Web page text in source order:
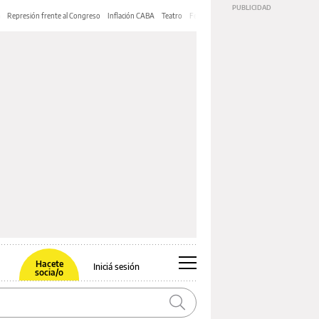
Represión frente al Congreso Inflación CABA Teatro Feria de Editores
Hacete
socia/o
Iniciá sesión